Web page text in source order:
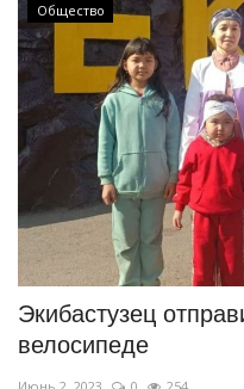
Общество
Экибастузец
велосипеде